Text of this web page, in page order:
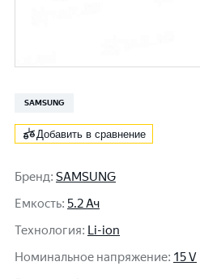
SAMSUNG
Добавить в сравнение
Бренд: SAMSUNG
Емкость: 5.2 Ач
Технология: Li-ion
Номинальное напряжение: 15 V